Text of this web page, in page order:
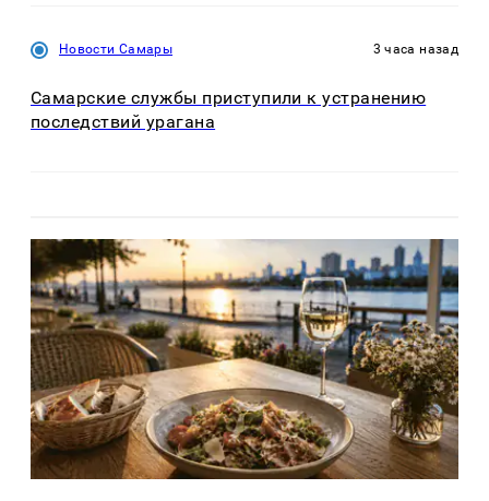
Новости Самары 3 часа назад
Самарские службы приступили к устранению
последствий урагана